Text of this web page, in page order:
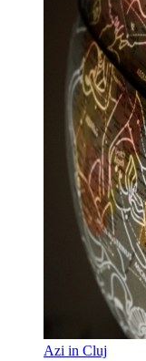
Azi in Cluj